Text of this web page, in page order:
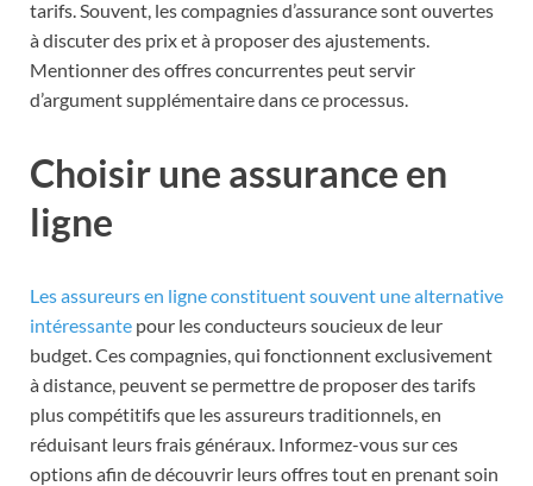
tarifs. Souvent, les compagnies d’assurance sont ouvertes
à discuter des prix et à proposer des ajustements.
Mentionner des offres concurrentes peut servir
d’argument supplémentaire dans ce processus.
Choisir une assurance en
ligne
Les assureurs en ligne constituent souvent une alternative
intéressante pour les conducteurs soucieux de leur
budget. Ces compagnies, qui fonctionnent exclusivement
à distance, peuvent se permettre de proposer des tarifs
plus compétitifs que les assureurs traditionnels, en
réduisant leurs frais généraux. Informez-vous sur ces
options afin de découvrir leurs offres tout en prenant soin